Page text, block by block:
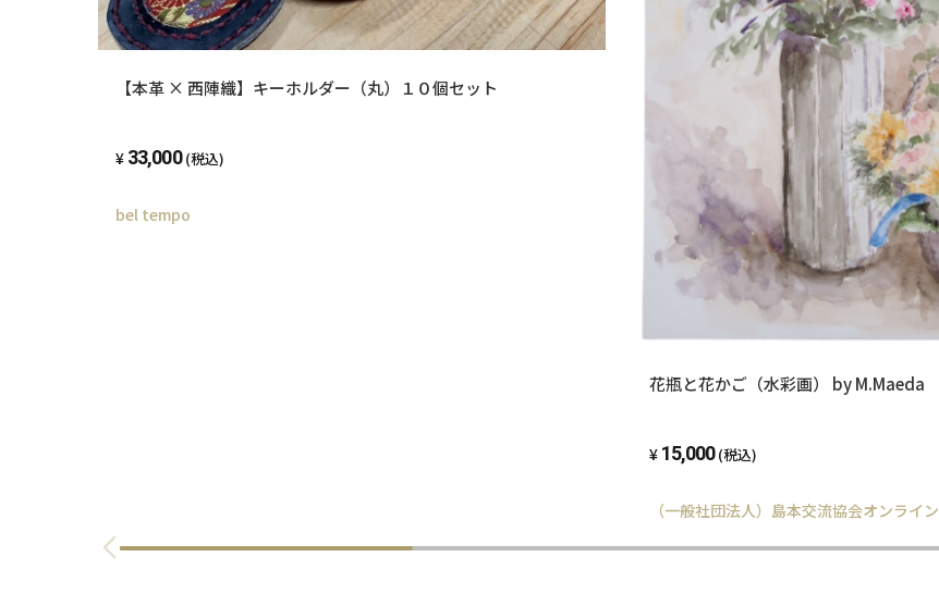
【本革 × 西陣織】キーホルダー（丸）１０個セット
33,000 (税込)
bel tempo
花瓶と花かご（水彩画） by M.Maeda
15,000(税込)
（一般社団法人）島本交流協会オンライン